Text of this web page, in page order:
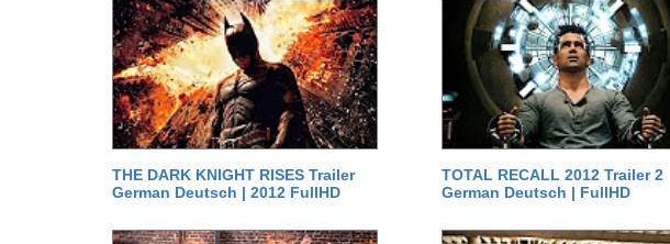
THE DARK KNIGHT RISES Trailer
German Deutsch | 2012 FullHD
TOTAL RECALL 2012 Trailer 2
German Deutsch | FullHD